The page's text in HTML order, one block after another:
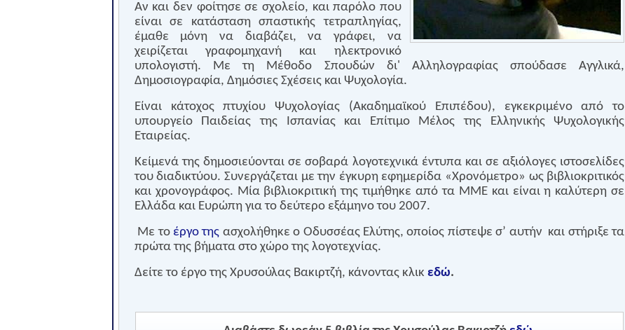
Αν και δεν φοίτησε σε σχολείο, και παρόλο που
είναι σε κατάσταση σπαστικής τετραπληγίας,
έμαθε μόνη να διαβάζει, να γράφει, να
χειρίζεται γραφομηχανή και ηλεκτρονικό
υπολογιστή. Με τη Μέθοδο Σπουδών δι' Αλληλογραφίας σπούδασε Αγγλικά,
Δημοσιογραφία, Δημόσιες Σχέσεις και Ψυχολογία.
Είναι κάτοχος πτυχίου Ψυχολογίας (Ακαδημαϊκού Επιπέδου), εγκεκριμένο από το
υπουργείο Παιδείας της Ισπανίας και Επίτιμο Μέλος της Ελληνικής Ψυχολογικής
Εταιρείας.
Κείμενά της δημοσιεύονται σε σοβαρά λογοτεχνικά έντυπα και σε αξιόλογες ιστοσελίδες
του διαδικτύου. Συνεργάζεται με την έγκυρη εφημερίδα «Χρονόμετρο» ως βιβλιοκριτικός
και χρονογράφος. Μία βιβλιοκριτική της τιμήθηκε από τα ΜΜΕ και είναι η καλύτερη σε
Ελλάδα και Ευρώπη για το δεύτερο εξάμηνο του 2007.
Με το έργο της ασχολήθηκε ο Οδυσσέας Ελύτης, οποίος πίστεψε σ’ αυτήν και στήριξε τα
πρώτα της βήματα στο χώρο της λογοτεχνίας.
Δείτε το έργο της Χρυσούλας Βακιρτζή, κάνοντας κλικ εδώ.